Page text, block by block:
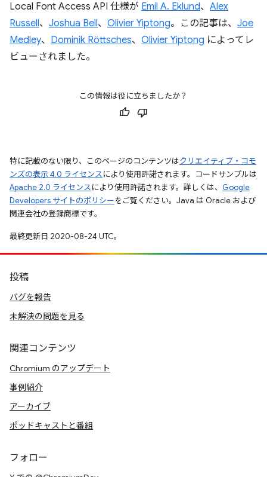
Local Font Access API 仕様が Emil A. Eklund、 Alex
Russell、 Joshua Bell、 Olivier Yiptong。この記事は、 Joe
Medley、 Dominik Röttsches、 Olivier Yiptong によってレ
ビューされました。
この情報は役に立ちましたか？
特に記載のない限り、このページのコンテンツはクリエイティブ・コモ
ンズの表示 4.0 ライセンスにより使用許諾されます。コードサンプルは
Apache 2.0 ライセンスにより使用許諾されます。詳しくは、 Google
Developers サイトのポリシーをご覧ください。Java は Oracle および
関連会社の登録商標です。
最終更新日 2020-08-24 UTC。
投稿
バグを報告
未解決の問題を見る
関連コンテンツ
Chromium のアップデート
事例紹介
アーカイブ
ポッドキャストと番組
フォロー